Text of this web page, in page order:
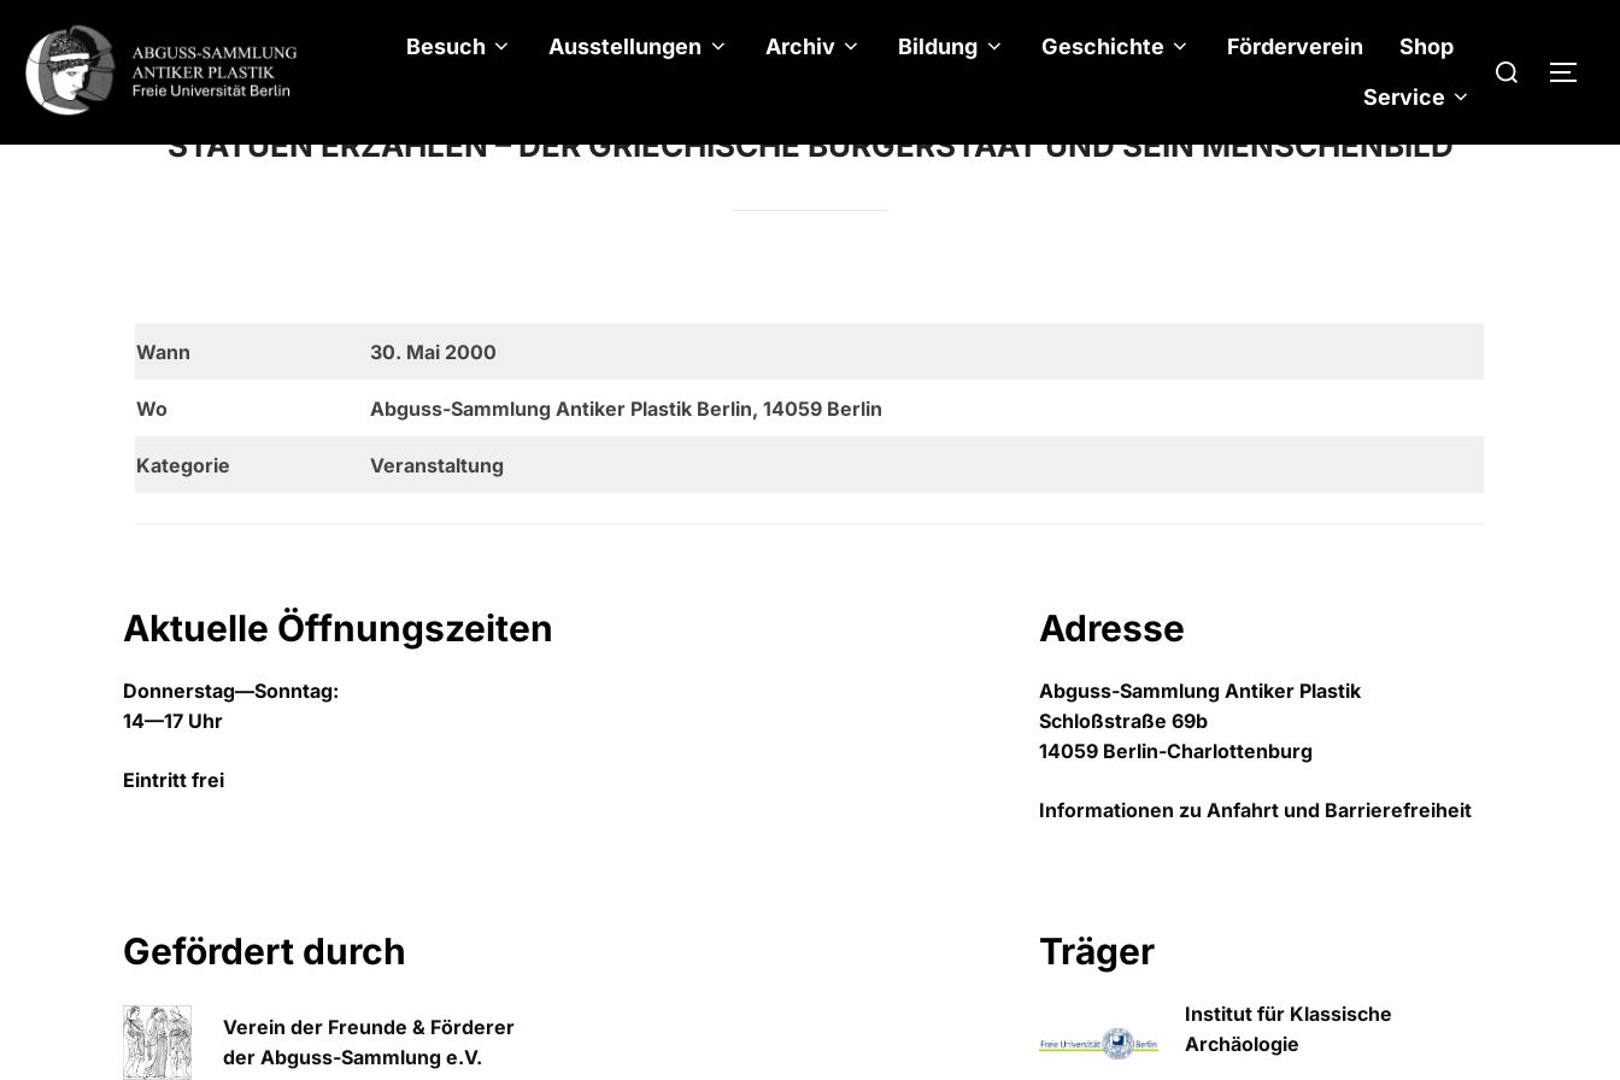
Inhalt
springen
Besuch Ausstellungen Archiv Bildung Geschichte Förderverein
Shop
Service
nach:
STATUEN ERZÄHLEN – DER GRIECHISCHE BÜRGERSTAAT UND SEIN MENSCHENBILD
Wann 30. Mai 2000
Wo Abguss-Sammlung Antiker Plastik Berlin, 14059 Berlin
Kategorie Veranstaltung
Aktuelle Öffnungszeiten
Donnerstag—Sonntag:
14—17 Uhr
Eintritt frei
Adresse
Abguss-Sammlung Antiker Plastik
Schloßstraße 69b
14059 Berlin-Charlottenburg
Informationen zu Anfahrt und Barrierefreiheit
Gefördert durch
Verein der Freunde & Förderer
der Abguss-Sammlung e.V.
Träger
Institut für Klassische
Archäologie